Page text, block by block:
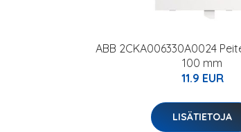
ABB 2CKA006330A0024
100 mm
11.9 EUR
LISÄTIETOJA